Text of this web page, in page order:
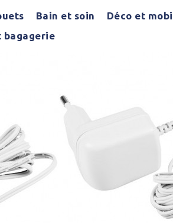
Bain et soin Déco et
bagagerie